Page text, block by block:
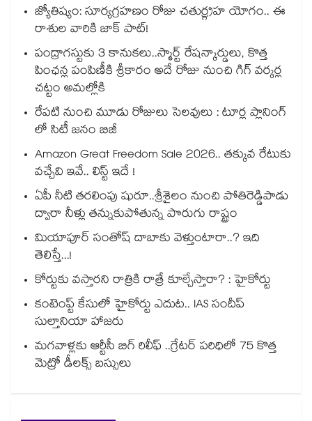
జ్యోతిష్యం: సూర్యగ్రహణం రోజు చతుర్గ్రహ యోగం.. ఈ
రాశుల వారికి జాక్ పాట్!
పంద్రాగస్టుకు 3 కానుకలు..స్మార్ట్ రేషన్కార్డులు, కొత్త
పింఛన్ల పంపిణీకి శ్రీకారం అదే రోజు నుంచి గిగ్ వర్కర్ల
చట్టం అమల్లోకి
రేపటి నుంచి మూడు రోజులు సెలవులు : టూర్ల ప్లానింగ్
లో సిటీ జనం బిజీ
Amazon Great Freedom Sale 2026.. తక్కువ రేటుకు
వచ్చేవి ఇవే.. లిస్ట్ ఇదే !
ఏపీ నీటి తరలింపు షురూ..శ్రీశైలం నుంచి పోతిరెడ్డిపాడు
ద్వారా నీళ్లు తన్నుకుపోతున్న పొరుగు రాష్ట్రం
మియాపూర్ సంతోష్ దాబాకు వెళ్తుంటారా..? ఇది
తెలిస్తే...!
కోర్టుకు వస్తారని రాత్రికి రాత్రే కూల్చేస్తారా? : హైకోర్టు
కంటెంప్ట్ కేసులో హైకోర్టు ఎదుట.. IAS సందీప్
సుల్తానియా హాజరు
మగవాళ్లకు ఆర్టీసీ బిగ్ రిలీఫ్ ..గ్రేటర్ పరిధిలో 75 కొత్త
మెట్రో డీలక్స్ బస్సులు